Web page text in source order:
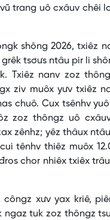
trang uô cxâuv chêi
shông 2026, txiêz
tsơưs ntâu pir li
Txiêz nanv zoz
ziv muôx yưv txiêz
chuô. Cux tsênhv
zoz thôngz uô
zênhz; yêz thâux
tênhv thiêz muôx
chor nhiêx txiêx
côngz xưv yax kriê,
ngaz tuk zoz thôngz